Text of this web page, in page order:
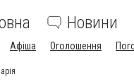
Новини
Афіша Оголошення